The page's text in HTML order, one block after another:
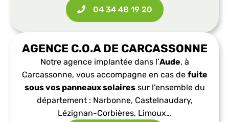
04 34 48 19 20​
AGENCE C.O.A DE CARCASSONNE
Notre agence implantée dans l’Aude, à
Carcassonne, vous accompagne en cas de fuite
sous vos panneaux solairessur l’ensemble du
département : Narbonne, Castelnaudary,
Lézignan-Corbières, Limoux…